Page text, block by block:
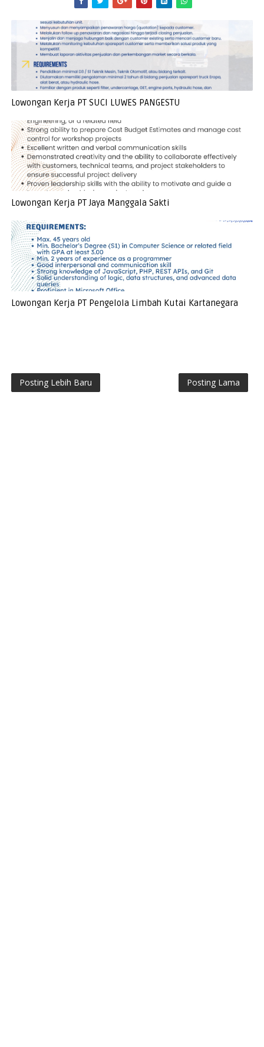
Lowongan Kerja PT SUCI LUWES PANGESTU
Lowongan Kerja PT Jaya Manggala Sakti
Lowongan Kerja PT Pengelola Limbah Kutai Kartanegara
Posting Lebih Baru Posting Lama